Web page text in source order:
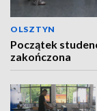
OLSZTYN
Początek
zakończona